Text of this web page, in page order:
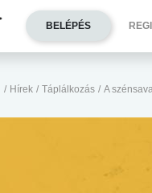
/ Hírek / Táplálkozás / A
BELÉPÉS